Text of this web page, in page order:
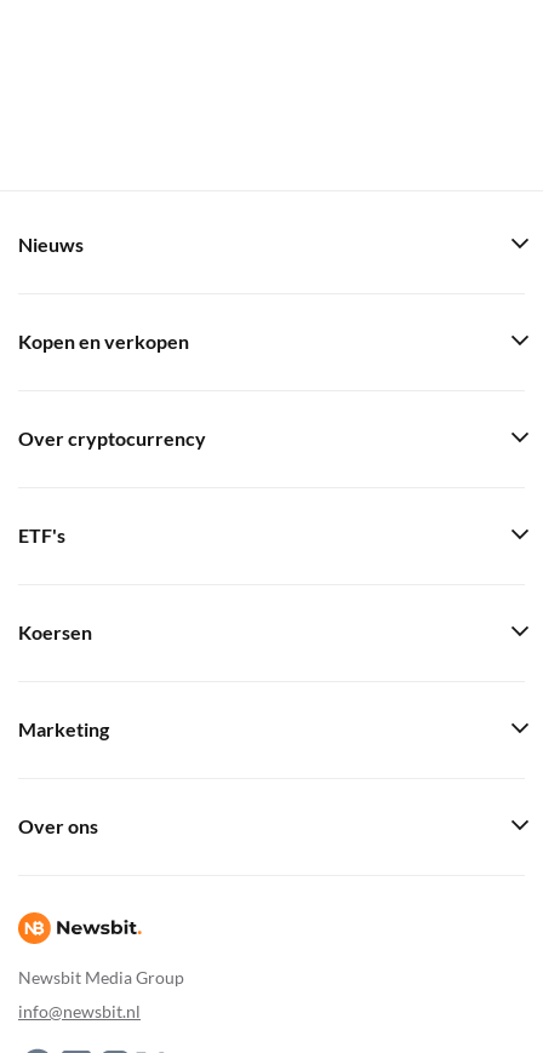
Newsbit Media Group
info@newsbit.nl
Nieuws
Kopen en verkopen
Over cryptocurrency
ETF's
Koersen
Marketing
Over ons